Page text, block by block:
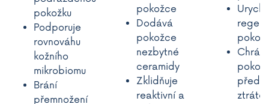
pokožku
Podporuje
rovnováhu
kožního
mikrobiomu
Brání
přemnožení
pokožce
Dodává
pokožce
nezbytné
ceramidy
Zklidňuje
reaktivní a
Chrání
před